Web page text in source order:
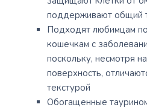
поддерживают общий
Подходят любимцам
кошечкам с
поскольку, несмотря
поверхность,
текстурой
Обогащенные